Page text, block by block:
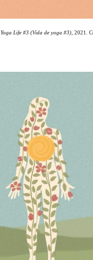
Yoga Life #3 (Vida de yoga #3), 2021.